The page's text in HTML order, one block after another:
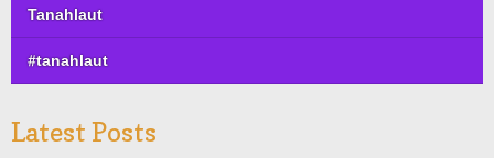
Tanahlaut
#tanahlaut
Latest Posts